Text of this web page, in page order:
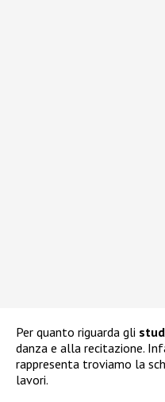
Per quanto riguarda gli
danza e alla recitazione.
rappresenta troviamo la
lavori.